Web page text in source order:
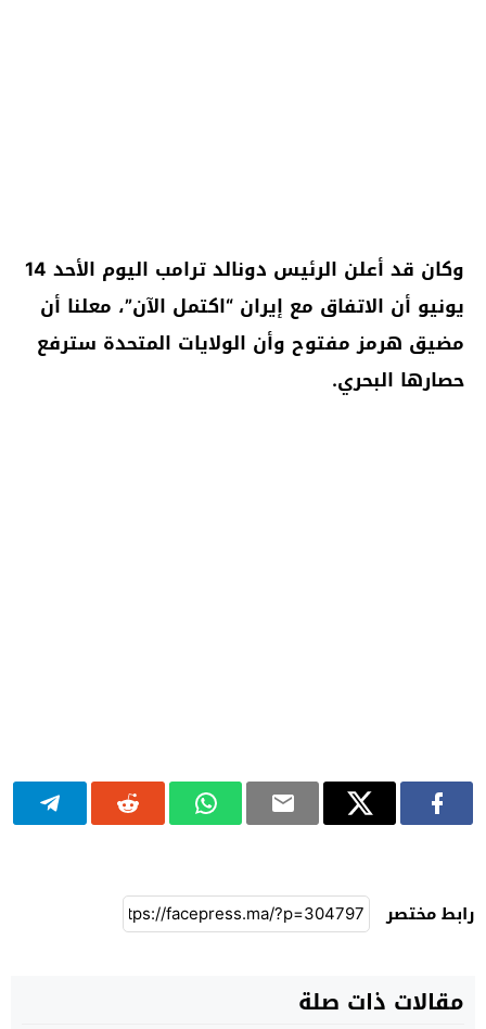
وكان قد أعلن الرئيس دونالد ترامب اليوم الأحد 14
يونيو أن الاتفاق مع إيران “اكتمل الآن”، معلنا أن
مضيق هرمز مفتوح وأن الولايات المتحدة سترفع
حصارها البحري.
رابط مختصر
مقالات ذات صلة